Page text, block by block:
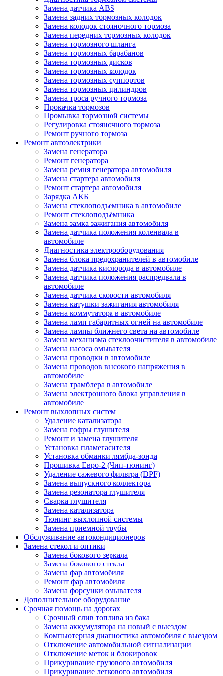
Замена датчика ABS
Замена задних тормозных колодок
Замена колодок стояночного тормоза
Замена передних тормозных колодок
Замена тормозного шланга
Замена тормозных барабанов
Замена тормозных дисков
Замена тормозных колодок
Замена тормозных суппортов
Замена тормозных цилиндров
Замена троса ручного тормоза
Прокачка тормозов
Промывка тормозной системы
Регулировка стояночного тормоза
Ремонт ручного тормоза
Ремонт автоэлектрики
Замена генератора
Ремонт генератора
Замена ремня генератора автомобиля
Замена стартера автомобиля
Ремонт стартера автомобиля
Зарядка АКБ
Замена стеклоподъемника в автомобиле
Ремонт стеклоподъёмника
Замена замка зажигания автомобиля
Замена датчика положения коленвала в
автомобиле
Диагностика электрооборудования
Замена блока предохранителей в автомобиле
Замена датчика кислорода в автомобиле
Замена датчика положения распредвала в
автомобиле
Замена датчика скорости автомобиля
Замена катушки зажигания автомобиля
Замена коммутатора в автомобиле
Замена ламп габаритных огней на автомобиле
Замена лампы ближнего света на автомобиле
Замена механизма стеклоочистителя в автомобиле
Замена насоса омывателя
Замена проводки в автомобиле
Замена проводов высокого напряжения в
автомобиле
Замена трамблера в автомобиле
Замена электронного блока управления в
автомобиле
Ремонт выхлопных систем
Удаление катализатора
Замена гофры глушителя
Ремонт и замена глушителя
Установка пламегасителя
Установка обманки лямбда-зонда
Прошивка Евро-2 (Чип-тюнинг)
Удаление сажевого фильтра (DPF)
Замена выпускного коллектора
Замена резонатора глушителя
Сварка глушителя
Замена катализатора
Тюнинг выхлопной системы
Замена приемной трубы
Обслуживание автокондиционеров
Замена стекол и оптики
Замена бокового зеркала
Замена бокового стекла
Замена фар автомобиля
Ремонт фар автомобиля
Замена форсунки омывателя
Дополнительное оборудование
Срочная помощь на дорогах
Срочный слив топлива из бака
Замена аккумулятора на новый с выездом
Компьютерная диагностика автомобиля с выездом
Отключение автомобильной сигнализации
Отключение меток и блокировок
Прикуривание грузового автомобиля
Прикуривание легкового автомобиля